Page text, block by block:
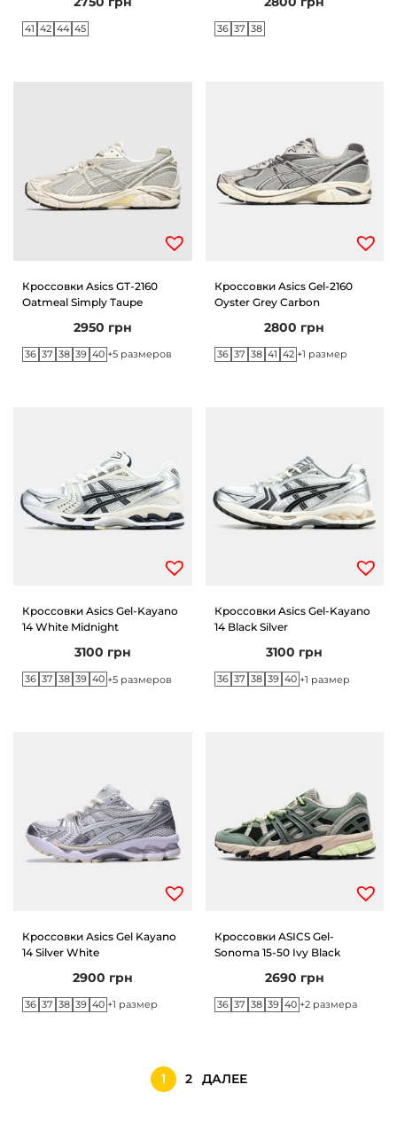
41 42 44 45 36 37 38
Кроссовки Asics GT-2160
Oatmeal Simply Taupe
2950 грн
36 37 38 39 40 +5 размеров
Кроссовки Asics Gel-2160
Oyster Grey Carbon
2800 грн
36 37 38 41 42 +1 размер
Кроссовки Asics Gel-Kayano
14 White Midnight
3100 грн
36 37 38 39 40 +5 размеров
Кроссовки Asics Gel-Kayano
14 Black Silver
3100 грн
36 37 38 39 40 +1 размер
Кроссовки Asics Gel Kayano
14 Silver White
2900 грн
36 37 38 39 40 +1 размер
Кроссовки ASICS Gel-
Sonoma 15-50 Ivy Black
2690 грн
36 37 38 39 40 +2 размера
1 2 ДАЛЕЕ